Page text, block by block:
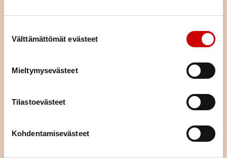
Välttämättömät evästeet
Mieltymysevästeet
Tilastoevästeet
Kohdentamisevästeet